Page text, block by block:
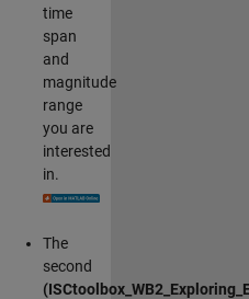
time
span
and
magnitude
range
you are
interested
in.
The
second